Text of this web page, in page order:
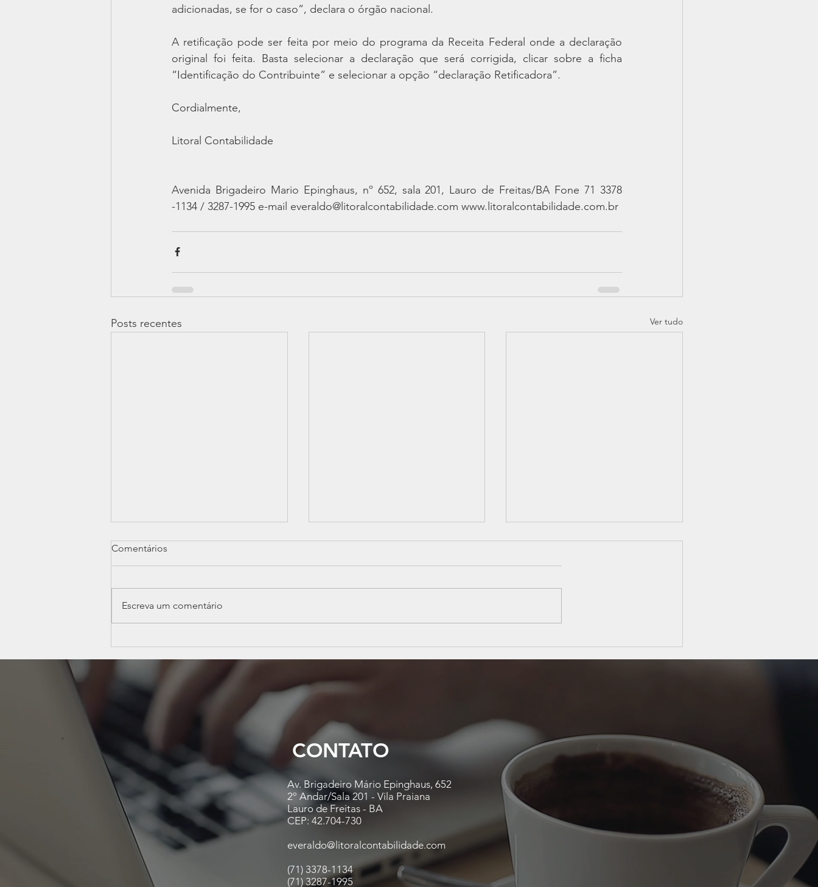
adicionadas, se for o caso”, declara o órgão nacional.
A retificação pode ser feita por meio do programa da Receita Federal onde a declaração
original foi feita. Basta selecionar a declaração que será corrigida, clicar sobre a ficha
“Identificação do Contribuinte” e selecionar a opção “declaração Retificadora”.
Cordialmente,
Litoral Contabilidade
Avenida Brigadeiro Mario Epinghaus, nº 652, sala 201, Lauro de Freitas/BA Fone 71 3378
-1134 / 3287-1995 e-mail everaldo@litoralcontabilidade.com www.litoralcontabilidade.com.br
Posts recentes Ver tudo
Comentários
Escreva um comentário
CONTATO
Av. Brigadeiro Mário Epinghaus, 652
2º Andar/Sala 201 - Vila Praiana
Lauro de Freitas - BA
CEP: 42.704-730
everaldo@litoralcontabilidade.com
(71) 3378-1134
(71) 3287-1995